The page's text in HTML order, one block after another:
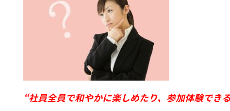
“社員全員で和やかに楽しめたり、参加体験でき